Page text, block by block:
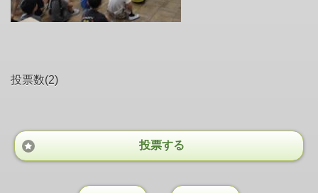
投票数(2)
投票する